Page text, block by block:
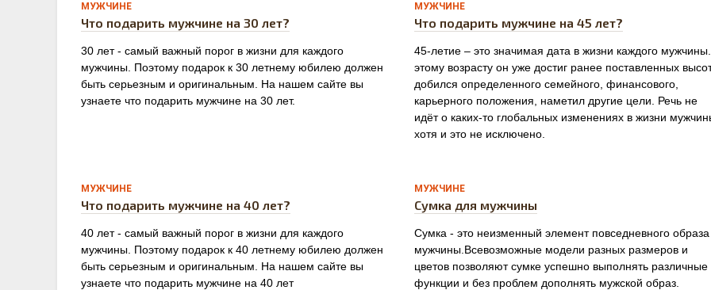
МУЖЧИНЕ
Что подарить мужчине на 30 лет?
30 лет - самый важный порог в жизни для каждого
мужчины. Поэтому подарок к 30 летнему юбилею должен
быть серьезным и оригинальным. На нашем сайте вы
узнаете что подарить мужчине на 30 лет.
МУЖЧИНЕ
Что подарить мужчине на 45 лет?
45-летие – это значимая дата в жизни каждого
этому возрасту он уже достиг ранее поставленных
добился определенного семейного, финансового,
карьерного положения, наметил другие цели. Речь не
идёт о каких-то глобальных изменениях в жизни
хотя и это не исключено.
МУЖЧИНЕ
Что подарить мужчине на 40 лет?
40 лет - самый важный порог в жизни для каждого
мужчины. Поэтому подарок к 40 летнему юбилею должен
быть серьезным и оригинальным. На нашем сайте вы
узнаете что подарить мужчине на 40 лет
МУЖЧИНЕ
Сумка для мужчины
Сумка - это неизменный элемент повседневного образа
мужчины.Всевозможные модели разных размеров и
цветов позволяют сумке успешно выполнять различные
функции и без проблем дополнять мужской образ.